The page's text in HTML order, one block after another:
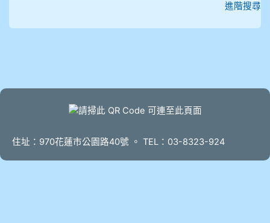
進階搜尋
住址：970花蓮市公園路40號 。 TEL：03-8323-924